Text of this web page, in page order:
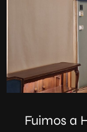
Fuimos a